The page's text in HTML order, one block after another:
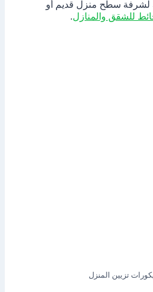
لشرفة سطح منزل قديم أو
للشقق والمنازل.
تزيين المنزل